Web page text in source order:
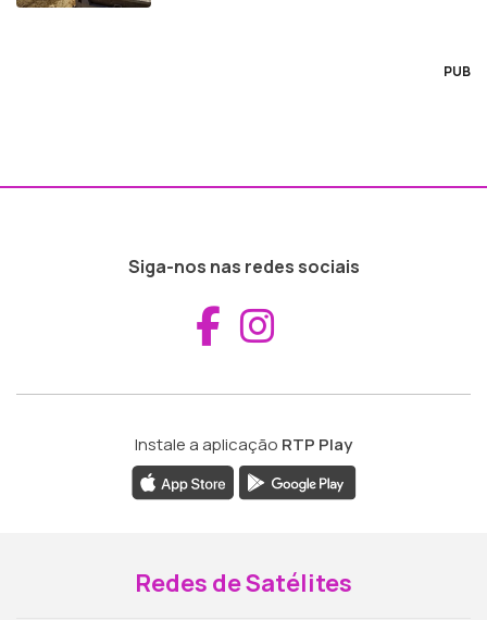
PUB
Siga-nos nas redes sociais
Aceder ao
Instale a aplicação RTP Play
Redes de Satélites